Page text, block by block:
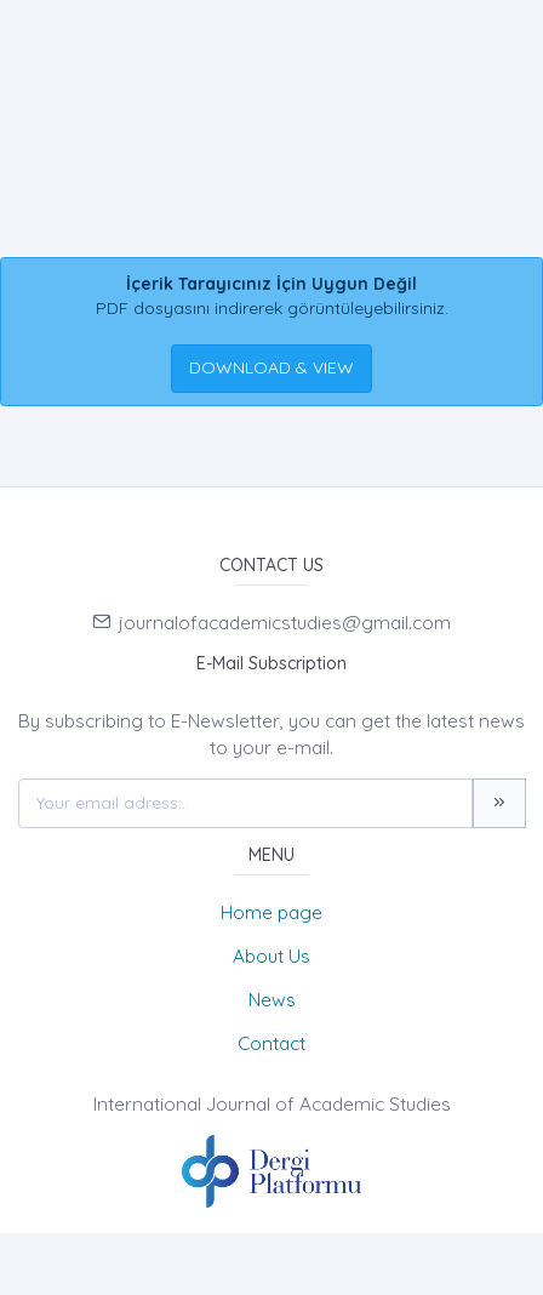
İçerik Tarayıcınız İçin Uygun Değil
PDF dosyasını indirerek görüntüleyebilirsiniz.
DOWNLOAD & VIEW
CONTACT US
journalofacademicstudies@gmail.com
E-Mail Subscription
By subscribing to E-Newsletter, you can get the latest news
to your e-mail.
MENU
Home page
About Us
News
Contact
International Journal of Academic Studies